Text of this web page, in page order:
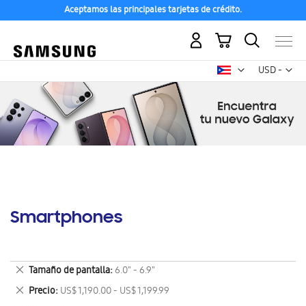
Aceptamos las principales tarjetas de crédito.
USD -
dólar
Mi carrito
Smartphones
Tamaño de pantalla 6.0" - 6.9"
Eliminar
este
artículo
Precio US$ 1,190.00 - US$ 1,199.99
Eliminar